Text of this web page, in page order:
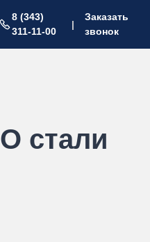
8 (343)
311-11-00
|
Заказать
звонок
стали